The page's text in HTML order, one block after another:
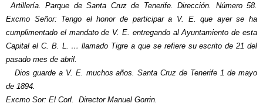
Artillería. Parque de Santa Cruz de Tenerife. Dirección. Número 58.
Excmo Señor: Tengo el honor de participar a V. E. que ayer se ha
cumplimentado el mandato de V. E. entregando al Ayuntamiento de esta
Capital el C. B. L. … llamado Tigre a que se refiere su escrito de 21 del
pasado mes de abril.
Dios guarde a V. E. muchos años. Santa Cruz de Tenerife 1 de mayo
de 1894.
Excmo Sor: El Corl. Director Manuel Gorrin.